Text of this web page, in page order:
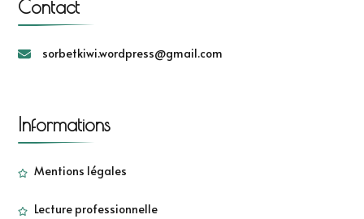
Contact
sorbetkiwi.wordpress@gmail.com
Informations
Mentions légales
Lecture professionnelle